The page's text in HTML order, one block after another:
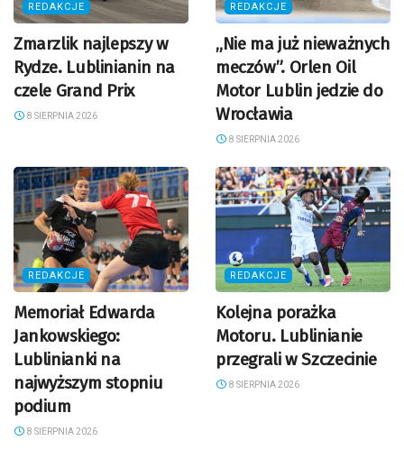
REDAKCJE
Zmarzlik najlepszy w
Rydze. Lublinianin na
czele Grand Prix
8 SIERPNIA 2026
REDAKCJE
„Nie ma już nieważnych
meczów”. Orlen Oil
Motor Lublin jedzie do
Wrocławia
8 SIERPNIA 2026
REDAKCJE
Memoriał Edwarda
Jankowskiego:
Lublinianki na
najwyższym stopniu
podium
8 SIERPNIA 2026
REDAKCJE
Kolejna porażka
Motoru. Lublinianie
przegrali w Szczecinie
8 SIERPNIA 2026